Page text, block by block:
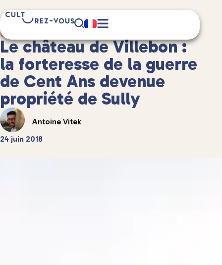
Culture
8 minute(s) de lecture
Le château de Villebon :
la forteresse de la guerre
de Cent Ans devenue
propriété de Sully
Antoine Vitek
24 juin 2018